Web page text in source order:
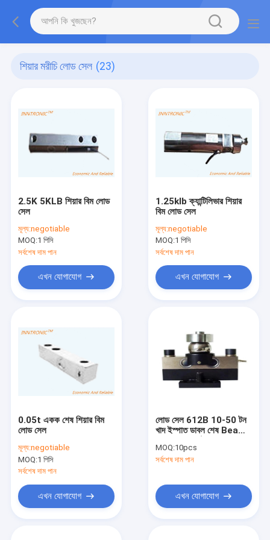
শিয়ার মরীচি লোড সেল (23)
2.5K 5KLB শিয়ার বিম লোড
সেল
মূল্য:negotiable
MOQ:1 পিসি
সর্বশেষ দাম পান
এখন যোগাযোগ
1.25klb ক্যান্টিলিভার শিয়ার
বিম লোড সেল
মূল্য:negotiable
MOQ:1 পিসি
সর্বশেষ দাম পান
এখন যোগাযোগ
0.05t একক শেষ শিয়ার বিম
লোড সেল
মূল্য:negotiable
MOQ:1 পিসি
সর্বশেষ দাম পান
এখন যোগাযোগ
লোড সেল 612B 10-50 টন
খাদ ইস্পাত ডাবল শেষ Beam
weighbridge 2.0 ±
0.002mV / V জন্য উপরের
MOQ:10pcs
সর্বশেষ দাম পান
এখন যোগাযোগ